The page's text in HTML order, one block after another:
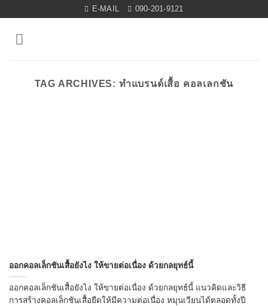
content
E-MAIL 090-201-9121
TAG ARCHIVES: ทำแบรนด์เสื้อ คอลเลกชัน
ออกคอลเล็กชันเสื้อยังไง ให้ขายต่อเนื่อง ด้วยกลยุทธ์นี้
ออกคอลเล็กชันเสื้อยังไง ให้ขายต่อเนื่อง ด้วยกลยุทธ์นี้ แนวคิดและวิธี
การสร้างคอลเล็กชันเสื้อยืดให้มีความต่อเนื่อง หมุนเวียนได้ตลอดทั้งปี